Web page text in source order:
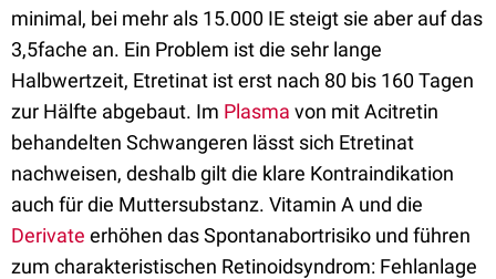
minimal, bei mehr als 15.000 IE steigt sie aber auf das
3,5fache an. Ein Problem ist die sehr lange
Halbwertzeit, Etretinat ist erst nach 80 bis 160 Tagen
zur Hälfte abgebaut. Im Plasma von mit Acitretin
behandelten Schwangeren lässt sich Etretinat
nachweisen, deshalb gilt die klare Kontraindikation
auch für die Muttersubstanz. Vitamin A und die
Derivate erhöhen das Spontanabortrisiko und führen
zum charakteristischen Retinoidsyndrom: Fehlanlage